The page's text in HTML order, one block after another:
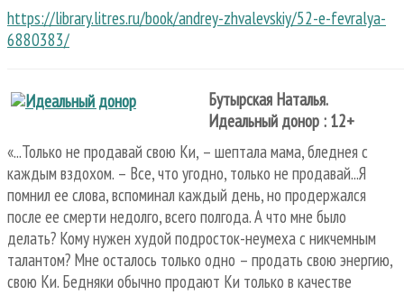
https://library.litres.ru/book/andrey-zhvalevskiy/52-e-fevralya-
6880383/
Бутырская Наталья.
Идеальный донор : 12+
«...Только не продавай свою Ки, – шептала мама, бледнея с
каждым вздохом. – Все, что угодно, только не продавай...Я
помнил ее слова, вспоминал каждый день, но продержался
после ее смерти недолго, всего полгода. А что мне было
делать? Кому нужен худой подросток-неумеха с никчемным
талантом? Мне осталось только одно – продать свою энергию,
свою Ки. Бедняки обычно продают Ки только в качестве